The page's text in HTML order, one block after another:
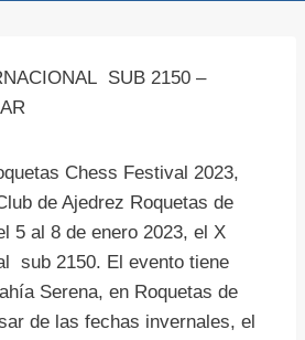
SUB 2150 –
Chess Festival 2023,
de Ajedrez Roquetas de
5 al 8 de enero 2023, el X
sub 2150. El evento tiene
Serena, en Roquetas de
de las fechas invernales, el